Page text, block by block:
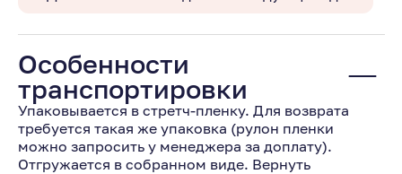
Особенности
транспортировки
Упаковывается в стретч-пленку. Для возврата
требуется такая же упаковка (рулон пленки
можно запросить у менеджера за доплату).
Отгружается в собранном виде. Вернуть